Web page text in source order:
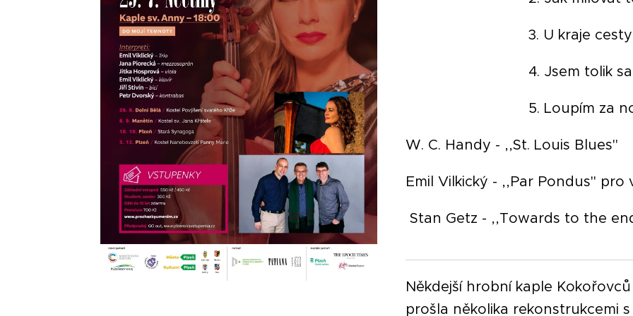
3. U kraje
4. Jsem tolik
5. Loupím za
W. C. Handy - ,,St. Louis Blues''
Emil Vilkický - ,,Par Pondus''
Stan Getz - ,,Towards to the
Někdejší hrobní kaple
prošla několika rekonstrukcemi